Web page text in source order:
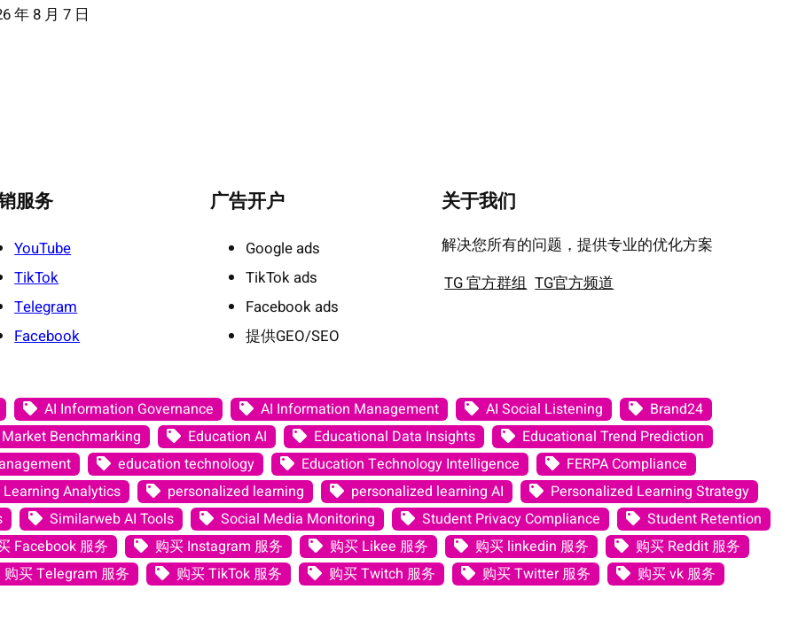
年 8 月 7 日
服务
YouTube
TikTok
Telegram
Facebook
广告开户
Google ads
TikTok ads
Facebook ads
提供GEO/SEO
关于我们
解决您所有的问题，提供专业的优化方案
TG 官方群组 TG官方频道
AI Information Governance AI Information Management AI Social Listening
Brand24
Benchmarking Education AI Educational Data Insights
Educational Trend Prediction
education technology Education Technology Intelligence
FERPA Compliance
Learning Analytics personalized learning personalized learning AI
Personalized Learning Strategy
Similarweb AI Tools Social Media Monitoring Student Privacy Compliance
Student Retention
Facebook 服务 购买 Instagram 服务 购买 Likee 服务 购买 linkedin 服务
购买 Reddit 服务
购买 Telegram 服务 购买 TikTok 服务 购买 Twitch 服务 购买 Twitter 服务
购买 vk 服务